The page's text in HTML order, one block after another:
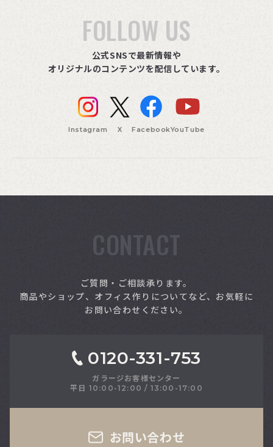
FOLLOW US
公式SNSで最新情報や
オリジナルのコンテンツを配信しています。
Instagram X FacebookYouTube
CONTACT
ご質問・ご相談承ります。
商品やショップ、オフィス作りについてなど、お気軽に
お問い合わせください。
0120-331-753
ガラージお客様センター
平日 10:00-12:00 / 13:00-17:00
お問い合わせ